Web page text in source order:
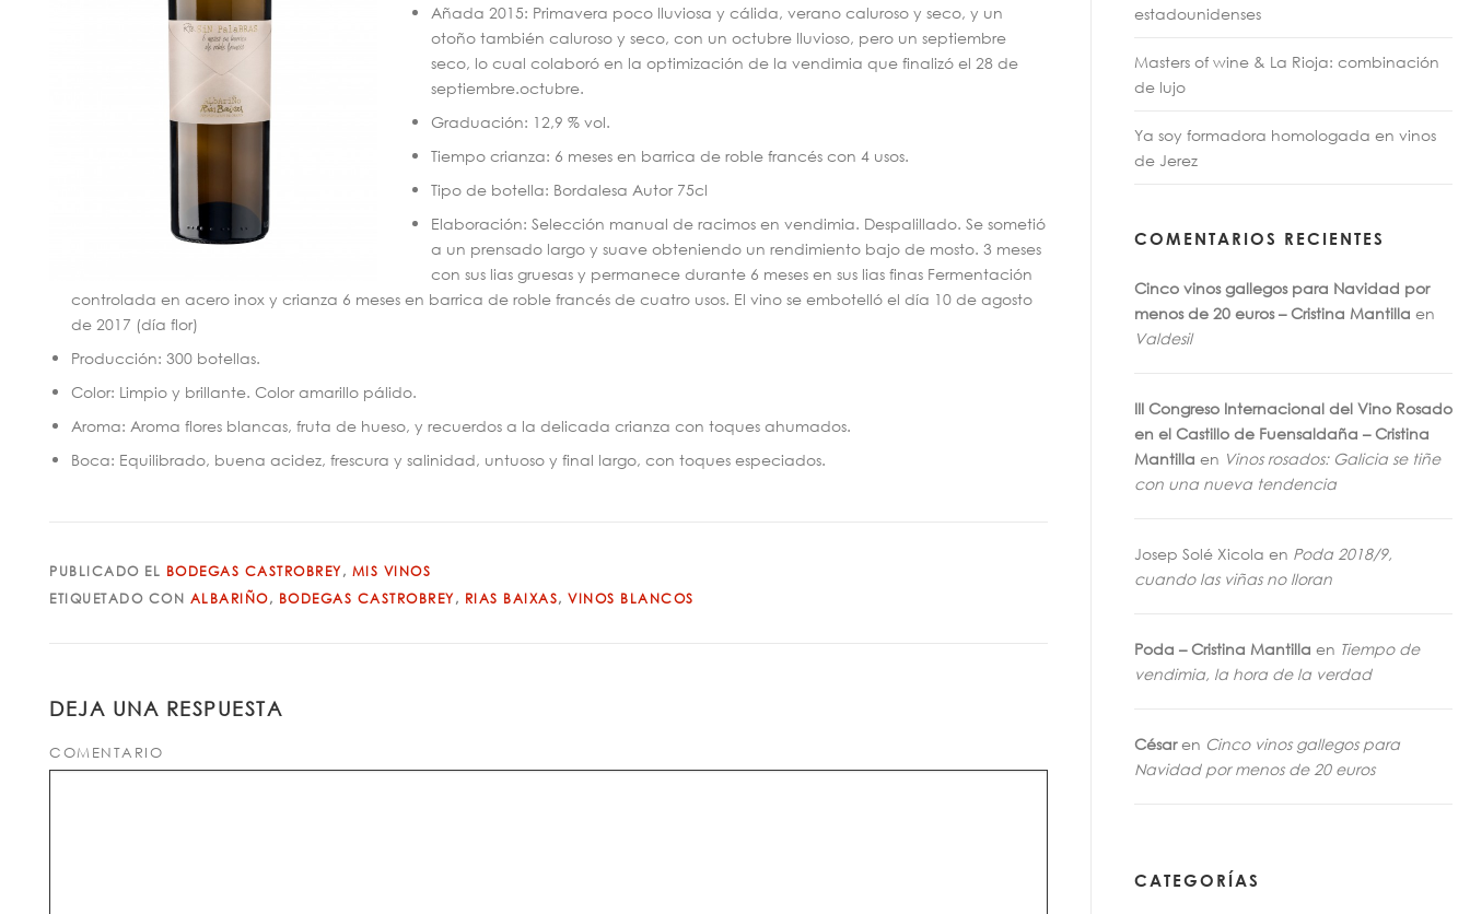
Añada 2015: Primavera poco lluviosa y cálida, verano caluroso y seco, y un
otoño también caluroso y seco, con un octubre lluvioso, pero un septiembre
seco, lo cual colaboró en la optimización de la vendimia que finalizó el 28 de
septiembre.octubre.
Graduación: 12,9 % vol.
Tiempo crianza: 6 meses en barrica de roble francés con 4 usos.
Tipo de botella: Bordalesa Autor 75cl
Elaboración: Selección manual de racimos en vendimia. Despalillado. Se sometió
a un prensado largo y suave obteniendo un rendimiento bajo de mosto. 3 meses
con sus lias gruesas y permanece durante 6 meses en sus lias finas Fermentación
controlada en acero inox y crianza 6 meses en barrica de roble francés de cuatro usos. El vino se embotelló el día 10 de agosto
de 2017 (día flor)
Producción: 300 botellas.
Color: Limpio y brillante. Color amarillo pálido.
Aroma: Aroma flores blancas, fruta de hueso, y recuerdos a la delicada crianza con toques ahumados.
Boca: Equilibrado, buena acidez, frescura y salinidad, untuoso y final largo, con toques especiados.
PUBLICADO EL BODEGAS CASTROBREY, MIS VINOS
ETIQUETADO CON ALBARIÑO, BODEGAS CASTROBREY, RIAS BAIXAS, VINOS BLANCOS
DEJA UNA RESPUESTA
COMENTARIO
estadounidenses
Masters of wine & La Rioja: combinación
de lujo
Ya soy formadora homologada en vinos
de Jerez
COMENTARIOS RECIENTES
Cinco vinos gallegos para Navidad por
menos de 20 euros – Cristina Mantilla en
Valdesil
III Congreso Internacional del Vino Rosado
en el Castillo de Fuensaldaña – Cristina
Mantilla en Vinos rosados: Galicia se tiñe
con una nueva tendencia
Josep Solé Xicola en Poda 2018/9,
cuando las viñas no lloran
Poda – Cristina Mantilla en Tiempo de
vendimia, la hora de la verdad
Césaren Cinco vinos gallegos para
Navidad por menos de 20 euros
CATEGORÍAS